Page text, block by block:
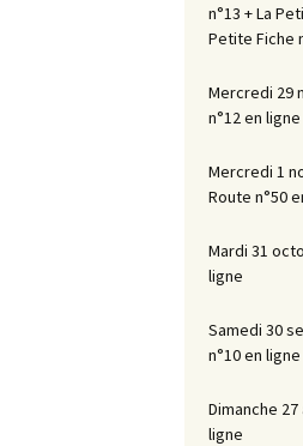
n°13 + La
Petite Fiche
Mercredi 29
n°12 en ligne
Mercredi 1
Route n°50
Mardi 31
ligne
Samedi 30
n°10 en ligne
Dimanche
ligne